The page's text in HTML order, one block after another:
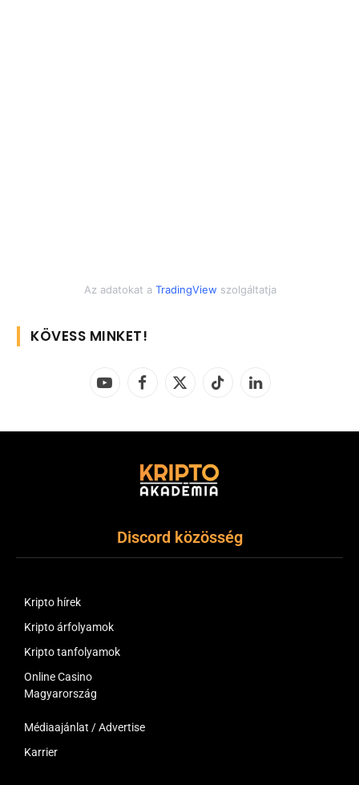
Az adatokat a TradingView szolgáltatja
KÖVESS MINKET!
YouTubeFacebook
X
TikTok LinkedIn
Discord közösség
Kripto hírek
Kripto árfolyamok
Kripto tanfolyamok
Online Casino
Magyarország
Médiaajánlat / Advertise
Karrier